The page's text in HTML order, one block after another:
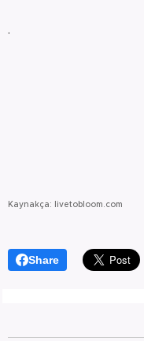
.
Kaynakça: livetobloom.com
Share